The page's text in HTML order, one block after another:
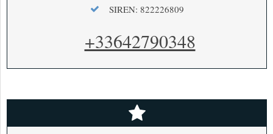
SIREN: 822226809
+33642790348